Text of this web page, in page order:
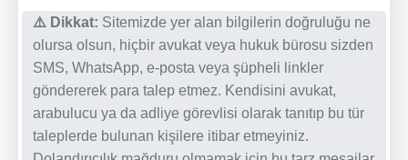
⚠️ Dikkat: Sitemizde yer alan bilgilerin doğruluğu ne
olursa olsun, hiçbir avukat veya hukuk bürosu sizden
SMS, WhatsApp, e-posta veya şüpheli linkler
göndererek para talep etmez. Kendisini avukat,
arabulucu ya da adliye görevlisi olarak tanıtıp bu tür
taleplerde bulunan kişilere itibar etmeyiniz.